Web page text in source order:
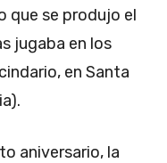
que se produjo el
jugaba en los
en Santa
aniversario, la